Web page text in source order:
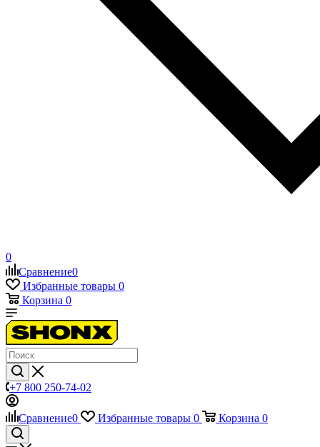
0
Сравнение0
Избранные товары 0
Корзина 0
+7 800 250-74-02
Сравнение0 Избранные товары 0 Корзина 0